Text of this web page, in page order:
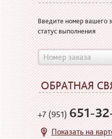
Введите номер вашего
статус выполнения
ОБРАТНАЯ
+7 (951)651-
Показать на